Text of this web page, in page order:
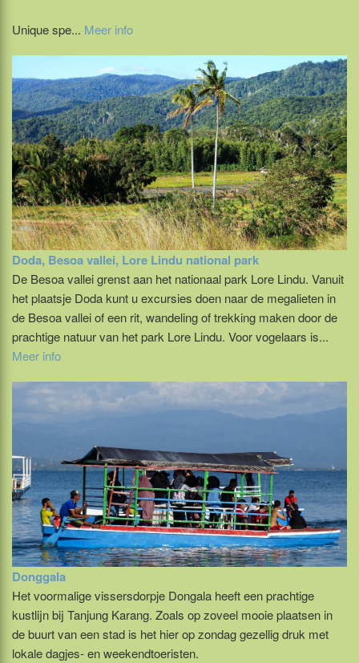
Unique spe... Meer info
Doda, Besoa vallei, Lore Lindu national park
De Besoa vallei grenst aan het nationaal park Lore Lindu. Vanuit
het plaatsje Doda kunt u excursies doen naar de megalieten in
de Besoa vallei of een rit, wandeling of trekking maken door de
prachtige natuur van het park Lore Lindu. Voor vogelaars is...
Meer info
Donggala
Het voormalige vissersdorpje Dongala heeft een prachtige
kustlijn bij Tanjung Karang. Zoals op zoveel mooie plaatsen in
de buurt van een stad is het hier op zondag gezellig druk met
lokale dagjes- en weekendtoeristen.